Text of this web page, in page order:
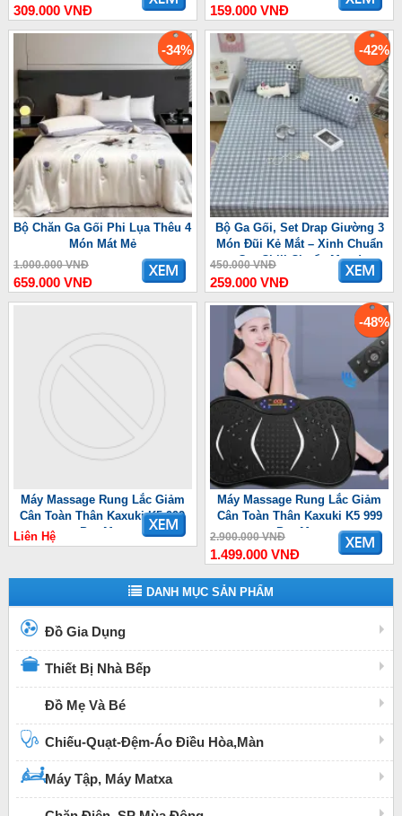
309.000 VNĐ 159.000 VNĐ
-34%
Bộ Chăn Ga Gối Phi Lụa Thêu 4
Món Mát Mẻ
1.000.000 VNĐ
659.000 VNĐ
-42%
Bộ Ga Gối, Set Drap Giường 3
Món Đũi Kẻ Mắt – Xinh Chuẩn
Gu, Chill Chuẩn Mood
450.000 VNĐ
259.000 VNĐ
Máy Massage Rung Lắc Giảm
Cân Toàn Thân Kaxuki K5 999
Pro Max
Liên Hệ
-48%
Máy Massage Rung Lắc Giảm
Cân Toàn Thân Kaxuki K5 999
Pro Max
2.900.000 VNĐ
1.499.000 VNĐ
DANH MỤC SẢN PHẨM
Đồ Gia Dụng
Thiết Bị Nhà Bếp
Đồ Mẹ Và Bé
Chiếu-Quạt-Đệm-Áo Điều Hòa,Màn
Máy Tập, Máy Matxa